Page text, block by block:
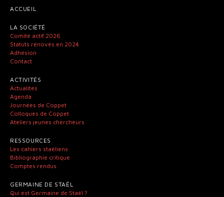
ACCUEIL
LA SOCIÉTÉ
Comité actif 2026
Statuts rénovés en 2024
Adhésion
Contact
ACTIVITÉS
Actualités
Agenda
Journées de Coppet
Colloques de Coppet
Ateliers jeunes chercheurs
RESSOURCES
Les cahiers staëliens
Bibliographie critique
Comptes rendus
GERMAINE DE STAËL
Qui est Germaine de Staël ?